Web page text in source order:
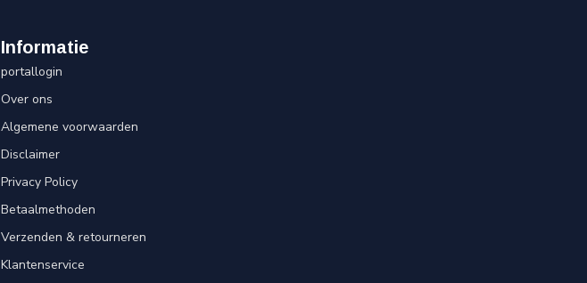
Informatie
portallogin
Over ons
Algemene voorwaarden
Disclaimer
Privacy Policy
Betaalmethoden
Verzenden & retourneren
Klantenservice